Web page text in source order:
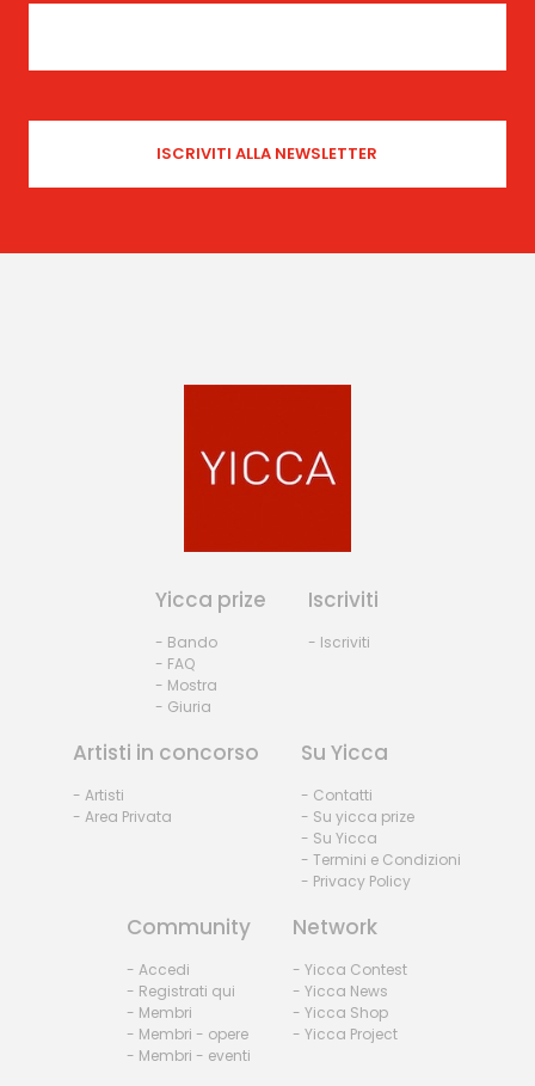
Yicca prize
- Bando
- FAQ
- Mostra
- Giuria
Iscriviti
- Iscriviti
Artisti in concorso
- Artisti
- Area Privata
Su Yicca
- Contatti
- Su yicca prize
- Su Yicca
- Termini e Condizioni
- Privacy Policy
Community
- Accedi
- Registrati qui
- Membri
- Membri - opere
- Membri - eventi
Network
- Yicca Contest
- Yicca News
- Yicca Shop
- Yicca Project